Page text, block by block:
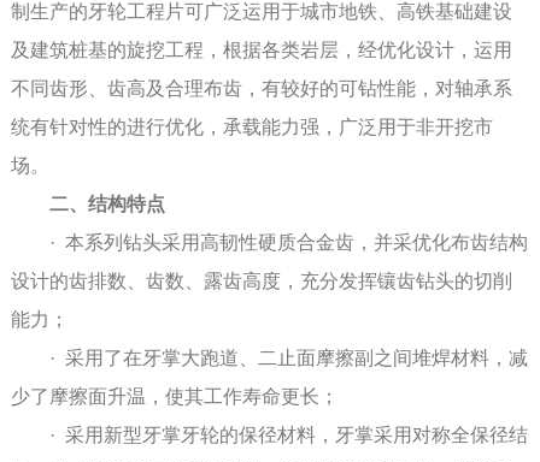
制生产的牙轮工程片可广泛运用于城市地铁、高铁基础建设
及建筑桩基的旋挖工程，根据各类岩层，经优化设计，运用
不同齿形、齿高及合理布齿，有较好的可钻性能，对轴承系
统有针对性的进行优化，承载能力强，广泛用于非开挖市
场。
二、结构特点
· 本系列钻头采用高韧性硬质合金齿，并采优化布齿结构
设计的齿排数、齿数、露齿高度，充分发挥镶齿钻头的切削
能力；
· 采用了在牙掌大跑道、二止面摩擦副之间堆焊材料，减
少了摩擦面升温，使其工作寿命更长；
· 采用新型牙掌牙轮的保径材料，牙掌采用对称全保径结